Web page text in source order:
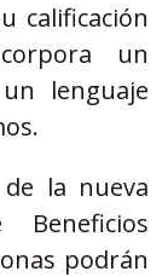
calificación
un
lenguaje
la nueva
podrán